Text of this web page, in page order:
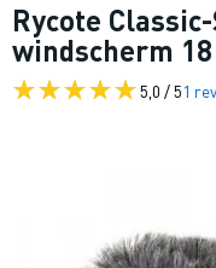
Rycote
windscherm
5,0 / 51